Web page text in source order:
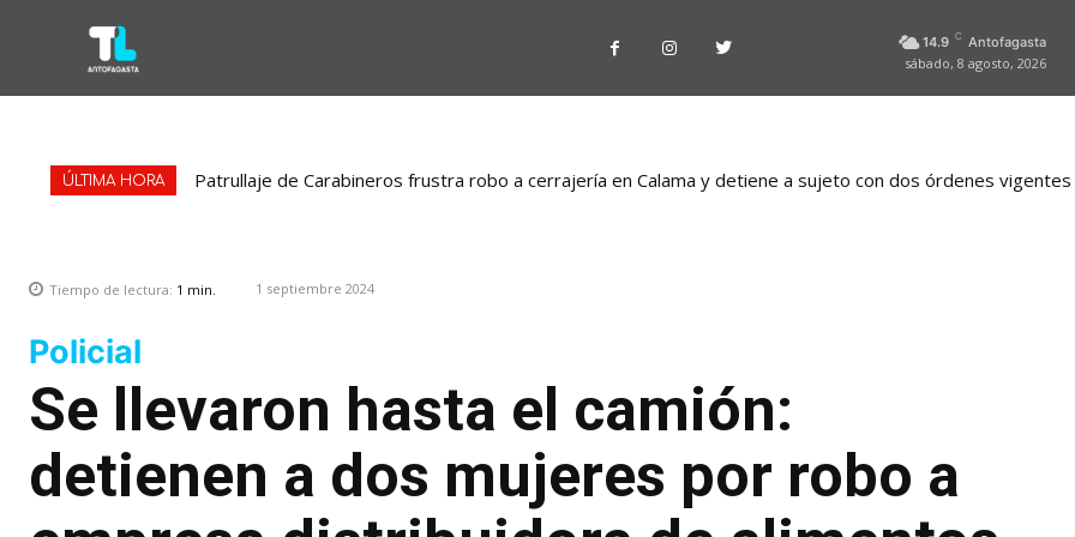
14.9 C Antofagasta
sábado, 8 agosto, 2026
ÚLTIMA HORA “Operación Hilo Invisible”: Investigación nacida en Antofagasta permitió incautar 2,1 toneladas de
Patrullaje de Carabineros frustra robo a cerrajería en Calama y detiene a sujeto con dos órdenes vigentes
Tiempo de lectura: 1 min. 1 septiembre 2024
Policial
Se llevaron hasta el camión:
detienen a dos mujeres por robo a